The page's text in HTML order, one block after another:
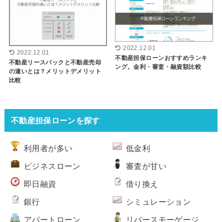
2022.12.01
不動産リースバックと不動産売却
の違いとは？メリットデメリット
比較
2022.12.01
不動産担保ローンおすすめランキ
ング。金利・審査・融資額比較
不動産担保ローンを探す
利用者が多い 低金利
ビジネスローン 審査が甘い
即日融資 借り換え
銀行 シミュレーション
アパートローン リバースモーゲージ